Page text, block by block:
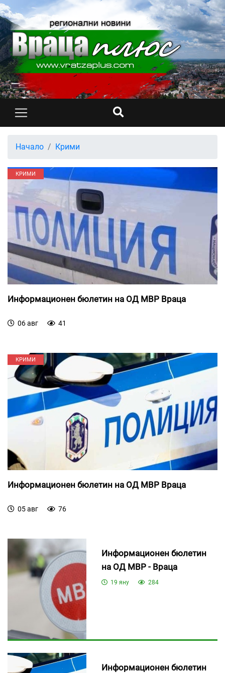
Начало Крими
КРИМИ
Информационен бюлетин на ОД МВР Враца
06 авг 41
КРИМИ
Информационен бюлетин на ОД МВР Враца
05 авг 76
Информационен бюлетин
на ОД МВР - Враца
19 яну 284
Информационен бюлетин